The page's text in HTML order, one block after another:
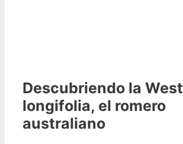
Descubriendo la
longifolia, el romero
australiano